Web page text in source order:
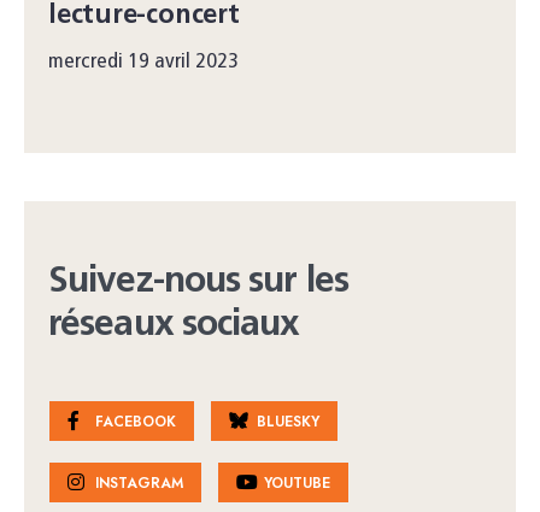
lecture-concert
mercredi 19 avril 2023
Suivez-nous sur les
réseaux sociaux
FACEBOOK BLUESKY
INSTAGRAM YOUTUBE